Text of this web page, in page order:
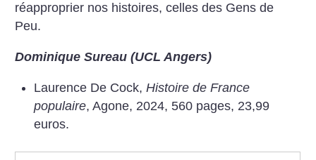
réapproprier nos histoires, celles des Gens de
Peu.
Dominique Sureau (UCL Angers)
Laurence De Cock, Histoire de France
populaire, Agone, 2024, 560 pages, 23,99
euros.